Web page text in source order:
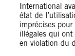
International
état de
imprécises
illégales qui ont
en violation du